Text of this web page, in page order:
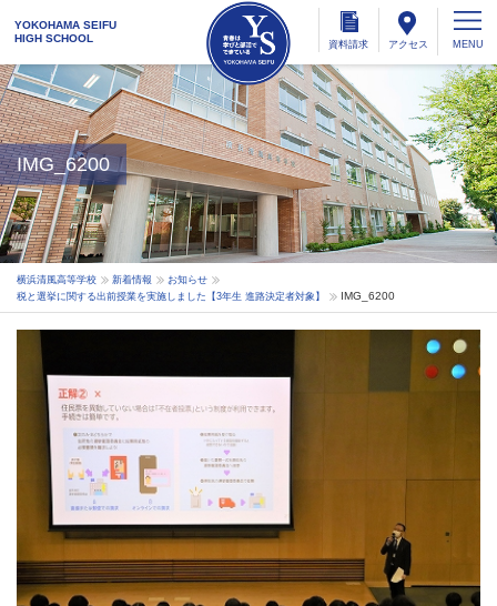
YOKOHAMA SEIFU
HIGH SCHOOL
資料請求 アクセス
IMG_6200
横浜清風高等学校 新着情報
お知らせ
税と選挙に関する出前授業を実施しました【3年生 進路決定者対象】
IMG_6200